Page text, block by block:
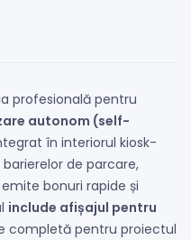
profesională pentru
autonom (self-
în interiorul kiosk-
de parcare,
bonuri rapide și
include afișajul pentru
completă pentru proiectul